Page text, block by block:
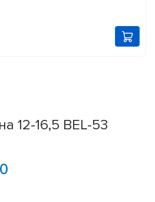
12-16,5 BEL-53